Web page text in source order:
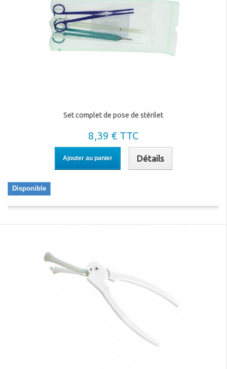
Set complet de pose de stérilet
8,39 € TTC
Ajouter au panier Détails
Disponible